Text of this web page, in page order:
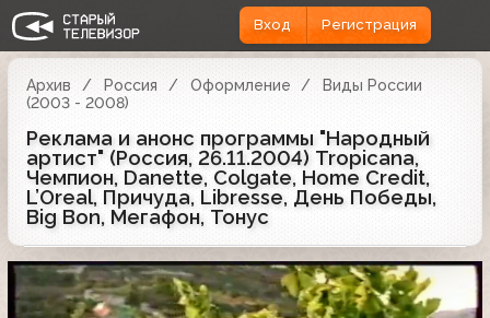
Вход Регистрация
Архив Россия Оформление
Виды России
(2003 - 2008)
Реклама и анонс программы "Народный
артист" (Россия, 26.11.2004) Tropicana,
Чемпион, Danette, Colgate, Home Credit,
L’Oreal, Причуда, Libresse, День Победы,
Big Bon, Мегафон, Тонус